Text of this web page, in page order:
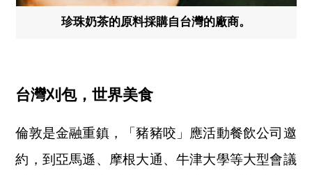
珍珠奶茶的原料採購自台灣的廠商。
台灣刈包，世界美食
倫敦是金融重鎮，「豬豬咬」應活動餐飲公司邀
約，到亞馬遜、摩根大通、牛津大學等大型會議